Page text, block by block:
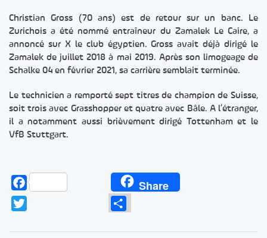
Christian Gross (70 ans) est de retour sur un banc. Le
Zurichois a été nommé entraîneur du Zamalek Le Caire, a
annoncé sur X le club égyptien. Gross avait déjà dirigé le
Zamalek de juillet 2018 à mai 2019. Après son limogeage de
Schalke 04 en février 2021, sa carrière semblait terminée.
Le technicien a remporté sept titres de champion de Suisse,
soit trois avec Grasshopper et quatre avec Bâle. A l’étranger,
il a notamment aussi brièvement dirigé Tottenham et le
VfB Stuttgart.
Facebook Share
Partager